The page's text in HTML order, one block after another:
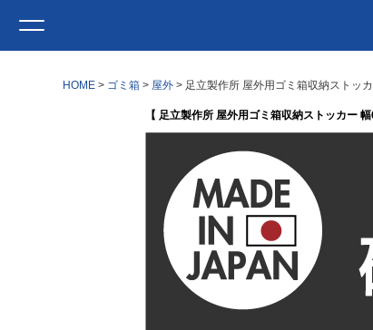
HOME ゴミ箱 屋外 足立製作所 屋外用ゴミ箱収納ストッ
【 足立製作所 屋外用ゴミ箱収納ストッカー 幅